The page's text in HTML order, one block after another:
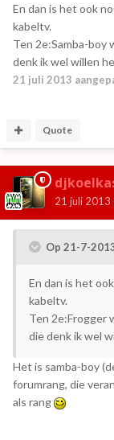
En dan is het ook
kabeltv.
Ten 2e:Samba-boy
denk ik wel willen
21 juli 2013
Quote
21 juli 2013
Op 21-7-
En dan is het
kabeltv.
Ten 2e:Frogger
die denk ik wel
Het is samba-boy
forumrang, die
als rang